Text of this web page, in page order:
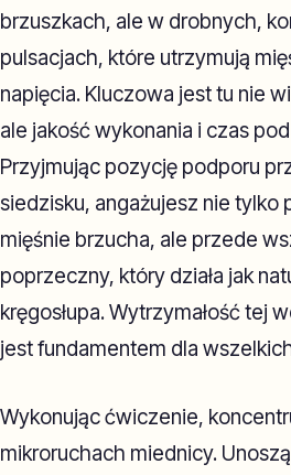
brzuszkach, ale w drobnych,
pulsacjach, które utrzymują
napięcia. Kluczowa jest tu nie
ale jakość wykonania i czas
Przyjmując pozycję podporu
siedzisku, angażujesz nie
mięśnie brzucha, ale przede
poprzeczny, który działa jak
kręgosłupa. Wytrzymałość tej
jest fundamentem dla
Wykonując ćwiczenie,
mikroruchach miednicy.